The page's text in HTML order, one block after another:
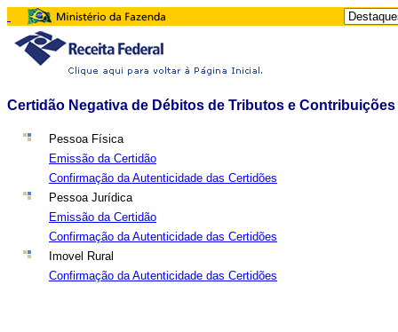
Certidão Negativa de Débitos de Tributos e
Pessoa Física
Emissão da Certidão
Confirmação da Autenticidade das Certidões
Pessoa Jurídica
Emissão da Certidão
Confirmação da Autenticidade das Certidões
Imovel Rural
Confirmação da Autenticidade das Certidões